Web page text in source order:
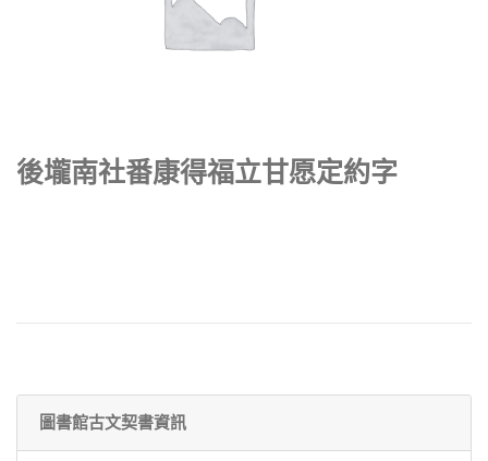
後壠南社番康得福立甘愿定約字
圖書館古文契書資訊